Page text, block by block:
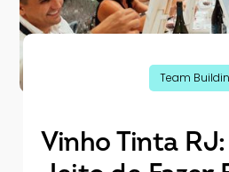
Team
Vinho Tinta